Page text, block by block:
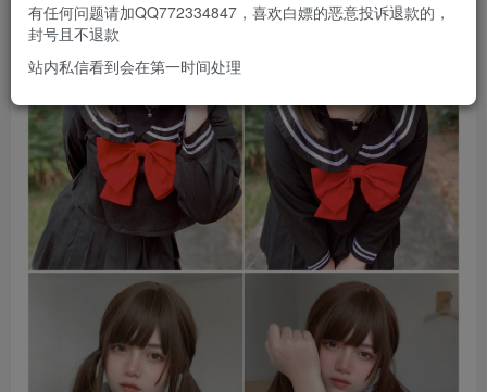
有任何问题请加QQ772334847，喜欢白嫖的恶意投诉退款的，
封号且不退款
站内私信看到会在第一时间处理